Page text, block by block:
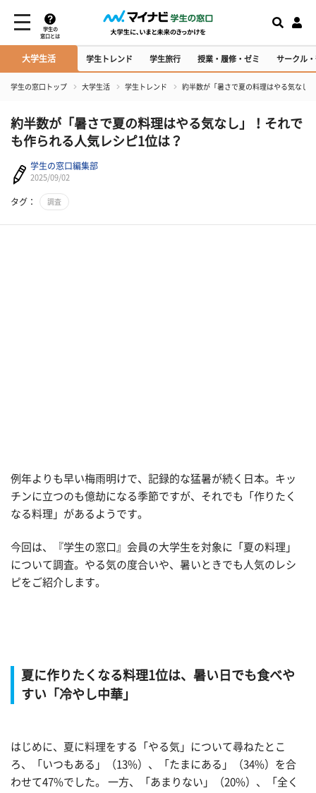
学生の
窓口とは
大学生活 学生トレンド 学生旅行 授業・履修・ゼミ サークル
学生の窓口トップ 大学生活 学生トレンド 約半数が「暑さで夏の料理はやる気なし
約半数が「暑さで夏の料理はやる気なし」！それで
も作られる人気レシピ1位は？
学生の窓口編集部
2025/09/02
タグ： 調査
例年よりも早い梅雨明けで、記録的な猛暑が続く日本。キッ
チンに立つのも億劫になる季節ですが、それでも「作りたく
なる料理」があるようです。
今回は、『学生の窓口』会員の大学生を対象に「夏の料理」
について調査。やる気の度合いや、暑いときでも人気のレシ
ピをご紹介します。
夏に作りたくなる料理1位は、暑い日でも食べや
すい「冷やし中華」
はじめに、夏に料理をする「やる気」について尋ねたとこ
ろ、「いつもある」（13%）、「たまにある」（34%）を合
わせて47%でした。 一方、「あまりない」（20%）、「全く